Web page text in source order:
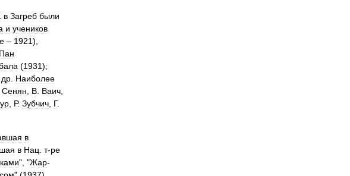
в Загреб были
и учеников
– 1921),
Пан
(1931);
др Наиболее
Сенян В Ваич
Р. Зубчич Г.
в
в Нац т-ре
", "Жар-